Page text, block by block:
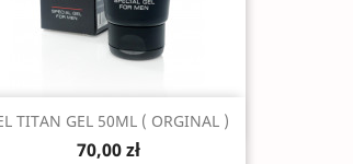
Szybki podgląd
TITAN GEL 50ML ( ORGINAL )
70,00 zł